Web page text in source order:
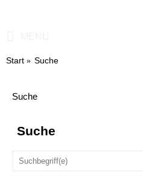
Start Suche
Suche
Suche